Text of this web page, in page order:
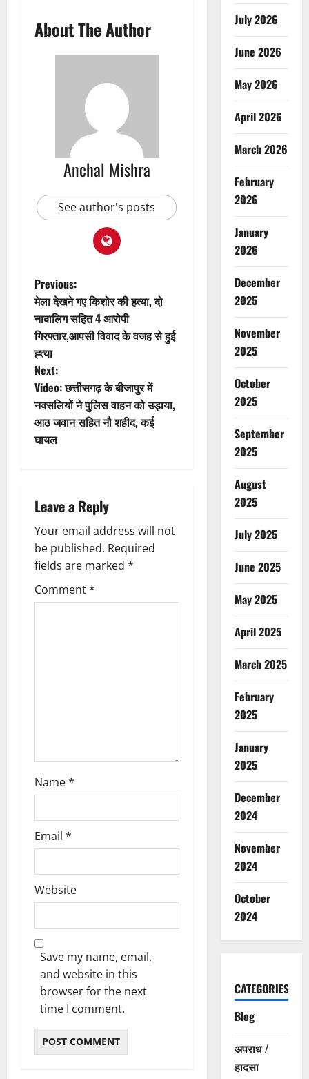
About The Author
Anchal Mishra
See author's posts
P
o
s
t
n
a
g
a
t
i
Previous:
मेला देखने गए किशोर की हत्या, दो
नाबालिग सहित 4 आरोपी
गिरफ्तार,आपसी विवाद के वजह से हुई
ह्त्या
Next:
Video: छत्तीसगढ़ के बीजापुर में
नक्सलियों ने पुलिस वाहन को उड़ाया,
आठ जवान सहित नौ शहीद, कई
घायल
Leave a Reply
Your email address will not
be published. Required
fields are marked *
Comment*
Name*
Email *
Website
Save my name, email,
and website in this
browser for the next
time I comment.
July 2026
June 2026
May 2026
April 2026
March 2026
February
2026
January
2026
December
2025
November
2025
October
2025
September
2025
August
2025
July 2025
June 2025
May 2025
April 2025
March 2025
February
2025
January
2025
December
2024
November
2024
October
2024
CATEGORIES
Blog
अपराध /
हादसा